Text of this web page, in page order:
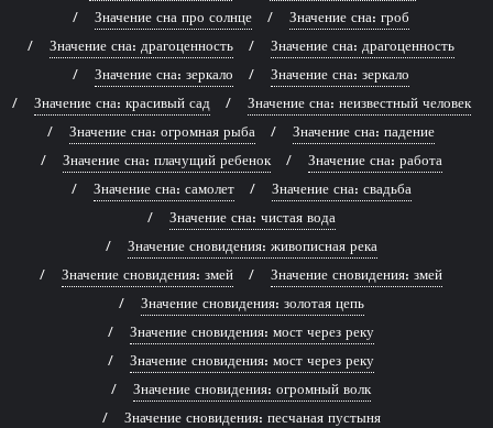
Значение сна про солнце
Значение сна: гроб
Значение сна: драгоценность
Значение сна: драгоценность
Значение сна: зеркало
Значение сна: зеркало
Значение сна: красивый сад
Значение сна: неизвестный человек
Значение сна: огромная рыба
Значение сна: падение
Значение сна: плачущий ребенок
Значение сна: работа
Значение сна: самолет
Значение сна: свадьба
Значение сна: чистая вода
Значение сновидения: живописная река
Значение сновидения: змей
Значение сновидения: змей
Значение сновидения: золотая цепь
Значение сновидения: мост через реку
Значение сновидения: мост через реку
Значение сновидения: огромный волк
Значение сновидения: песчаная пустыня